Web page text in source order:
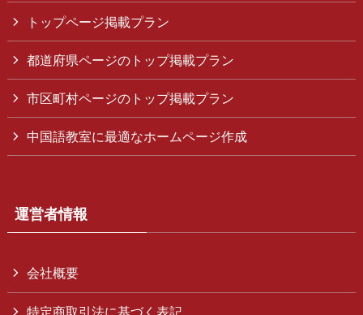
トップページ掲載プラン
都道府県ページのトップ掲載プラン
市区町村ページのトップ掲載プラン
中国語教室に最適なホームページ作成
運営者情報
会社概要
特定商取引法に基づく表記